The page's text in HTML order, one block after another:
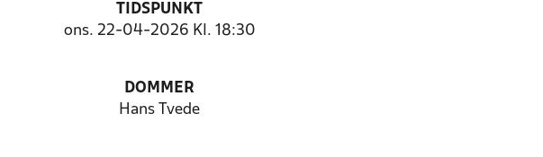
TIDSPUNKT
ons. 22-04-2026 Kl. 18:30
DOMMER
Hans Tvede